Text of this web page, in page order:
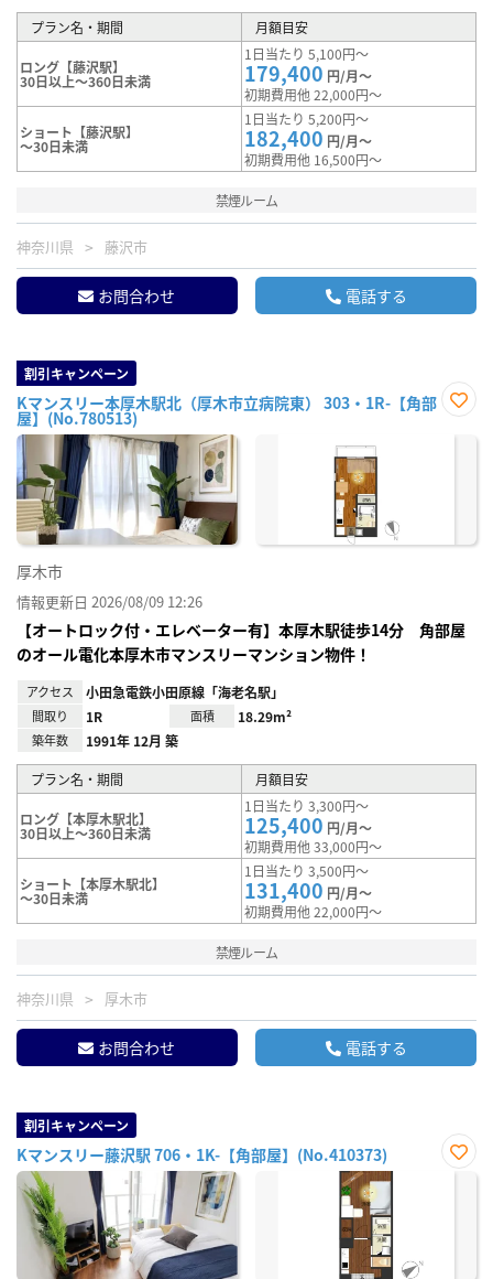
プラン名・期間 月額目安
ロング【藤沢駅】
30日以上～360日未満
1日当たり 5,100円～
179,400 円/月～
初期費用他 22,000円～
ショート【藤沢駅】
～30日未満
1日当たり 5,200円～
182,400 円/月～
初期費用他 16,500円～
禁煙ルーム
神奈川県 藤沢市
お問合わせ 電話する
割引キャンペーン
Kマンスリー本厚木駅北（厚木市立病院東） 303・1R-【角部
屋】(No.780513)
に入
厚木市
情報更新日 2026/08/09 12:26
【オートロック付・エレベーター有】本厚木駅徒歩14分 角部屋
のオール電化本厚木市マンスリーマンション物件！
アクセス 小田急電鉄小田原線「海老名駅」
間取り 1R 面積 18.29m²
築年数 1991年 12月 築
プラン名・期間 月額目安
ロング【本厚木駅北】
30日以上～360日未満
1日当たり 3,300円～
125,400 円/月～
初期費用他 33,000円～
ショート【本厚木駅北】
～30日未満
1日当たり 3,500円～
131,400 円/月～
初期費用他 22,000円～
禁煙ルーム
神奈川県 厚木市
お問合わせ 電話する
割引キャンペーン
Kマンスリー藤沢駅 706・1K-【角部屋】(No.410373)
お気